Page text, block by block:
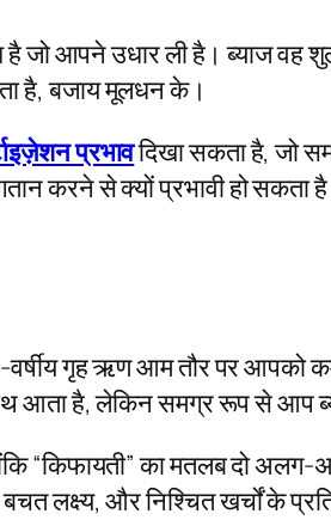
जो आपने उधार ली है। ब्याज वह
है, बजाय मूलधन के।
प्रभावदिखा सकता है, जो
करने से क्यों प्रभावी हो सकता
गृह ऋण आम तौर पर आपको
आता है, लेकिन समग्र रूप से आप
“किफायती” का मतलब दो
लक्ष्य, और निश्चित खर्चों के